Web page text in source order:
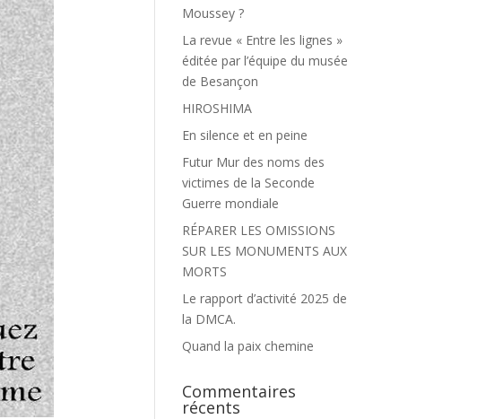
Moussey ?
La revue « Entre les lignes »
éditée par l’équipe du musée
de Besançon
HIROSHIMA
En silence et en peine
Futur Mur des noms des
victimes de la Seconde
Guerre mondiale
RÉPARER LES OMISSIONS
SUR LES MONUMENTS AUX
MORTS
Le rapport d’activité 2025 de
la DMCA.
Quand la paix chemine
Commentaires
récents